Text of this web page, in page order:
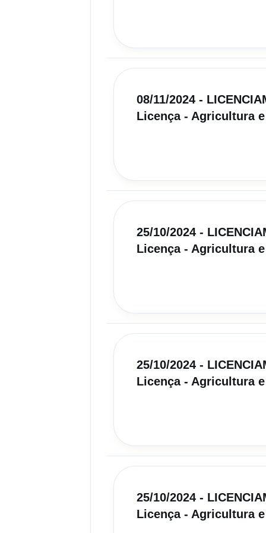
08/11/2024 -
Licença - Agricultura e
25/10/2024 -
Licença - Agricultura e
25/10/2024 -
Licença - Agricultura e
25/10/2024 -
Licença - Agricultura e